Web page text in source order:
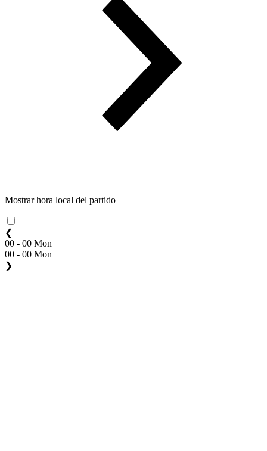
Mostrar hora local del partido
❮
00 - 00 Mon
00 - 00 Mon
❯